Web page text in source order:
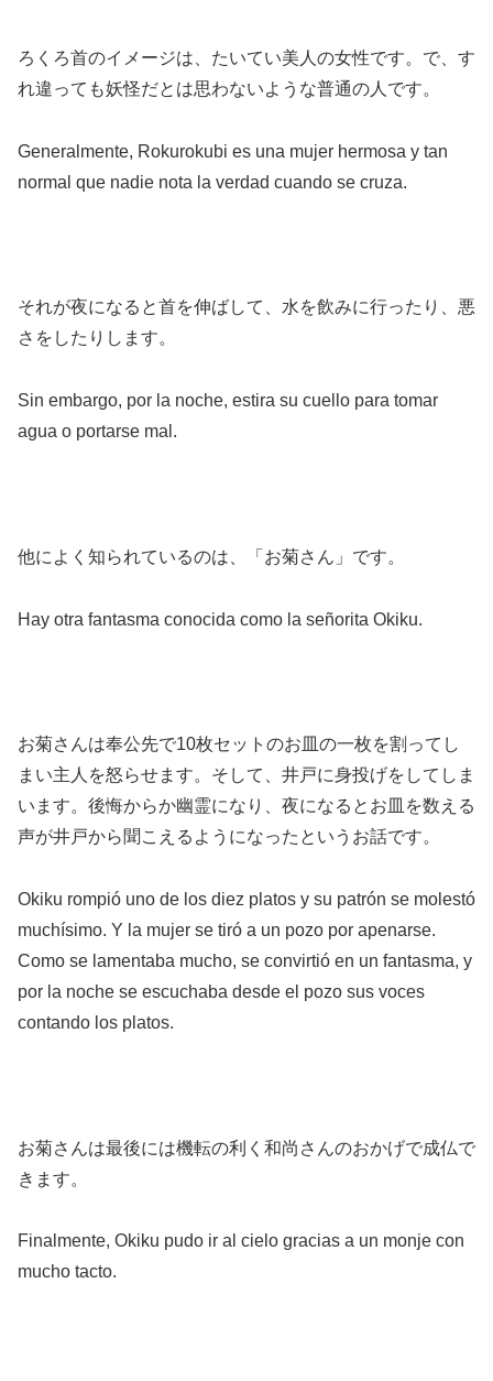
ろくろ首のイメージは、たいてい美人の女性です。で、す
れ違っても妖怪だとは思わないような普通の人です。
Generalmente, Rokurokubi es una mujer hermosa y tan
normal que nadie nota la verdad cuando se cruza.
それが夜になると首を伸ばして、水を飲みに行ったり、悪
さをしたりします。
Sin embargo, por la noche, estira su cuello para tomar
agua o portarse mal.
他によく知られているのは、「お菊さん」です。
Hay otra fantasma conocida como la señorita Okiku.
お菊さんは奉公先で10枚セットのお皿の一枚を割ってし
まい主人を怒らせます。そして、井戸に身投げをしてしま
います。後悔からか幽霊になり、夜になるとお皿を数える
声が井戸から聞こえるようになったというお話です。
Okiku rompió uno de los diez platos y su patrón se molestó
muchísimo. Y la mujer se tiró a un pozo por apenarse.
Como se lamentaba mucho, se convirtió en un fantasma, y
por la noche se escuchaba desde el pozo sus voces
contando los platos.
お菊さんは最後には機転の利く和尚さんのおかげで成仏で
きます。
Finalmente, Okiku pudo ir al cielo gracias a un monje con
mucho tacto.